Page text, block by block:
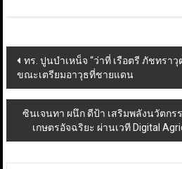
Post
navigation
ทร. ปูนบำเหน็จ “ว่าที่ เรือตรี ภัชทรา
ขณะเตรียมอาวุธที่ชายแดน
ซินเจนทา ผนึก ดีป้า เสริมพลังนวัตกร
เกษตรอัจฉริยะ ผ่านเวที Digital